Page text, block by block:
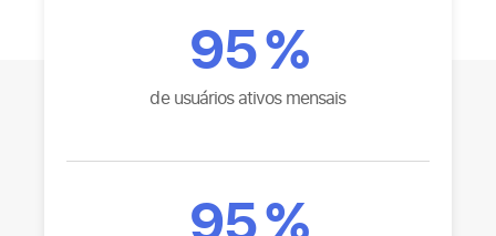
95%
de usuários ativos mensais
95%